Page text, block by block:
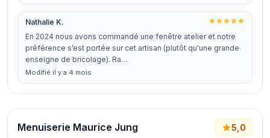
Nathalie K.
En 2024 nous avons commandé une fenêtre atelier et notre
préférence s’est portée sur cet artisan (plutôt qu'une grande
enseigne de bricolage). Ra…
Modifié il y a 4 mois
Menuiserie Maurice Jung 5,0